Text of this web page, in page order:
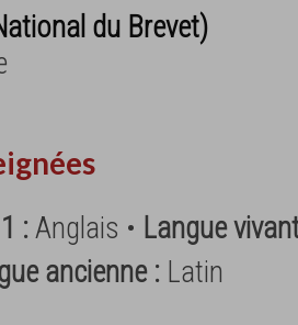
du Brevet)
:Anglais • Langue
ancienne : Latin